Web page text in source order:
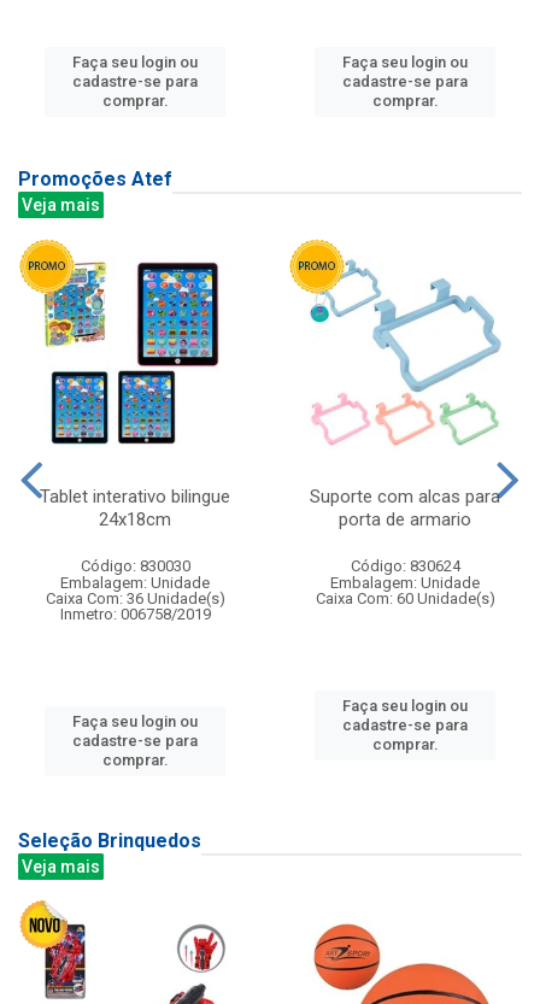
Faça seu login ou
cadastre-se para
comprar.
Faça seu login ou
cadastre-se para
comprar.
Promoções Atef
Veja mais
Tablet interativo bilingue
24x18cm
Código: 830030
Embalagem: Unidade
Caixa Com: 36 Unidade(s)
Inmetro: 006758/2019
Faça seu login ou
cadastre-se para
comprar.
Suporte com alcas para
porta de armario
Código: 830624
Embalagem: Unidade
Caixa Com: 60 Unidade(s)
Faça seu login ou
cadastre-se para
comprar.
Seleção Brinquedos
Veja mais